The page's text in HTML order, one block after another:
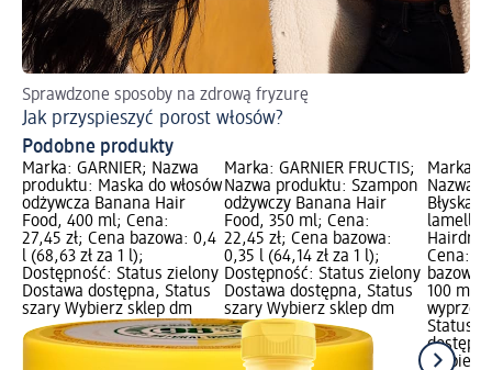
Sprawdzone sposoby na zdrową fryzurę
Jak przyspieszyć porost włosów?
Podobne produkty
Marka: GARNIER; Nazwa
produktu: Maska do włosów
odżywcza Banana Hair
Food, 400 ml; Cena:
27,45 zł; Cena bazowa: 0,4
l (68,63 zł za 1 l);
Dostępność: Status zielony
Dostawa dostępna, Status
szary Wybierz sklep dm
Marka: GARNIER FRUCTIS;
Nazwa produktu: Szampon
odżywczy Banana Hair
Food, 350 ml; Cena:
22,45 zł; Cena bazowa:
0,35 l (64,14 zł za 1 l);
Dostępność: Status zielony
Dostawa dostępna, Status
szary Wybierz sklep dm
Marka:
Nazwa
Cena:
bazowa:
100 ml);
Status